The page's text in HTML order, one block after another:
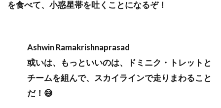
を食べて、小惑星帯を吐くことになるぞ！
Ashwin Ramakrishnaprasad
或いは、もっといいのは、ドミニク・トレットと
チームを組んで、スカイラインで走りまわること
だ！😅